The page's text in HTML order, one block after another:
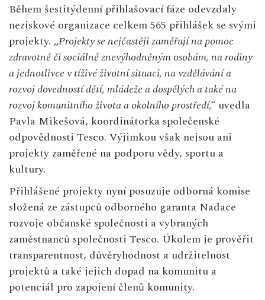
Během šestitýdenní přihlašovací fáze odevzdaly
neziskové organizace celkem 565 přihlášek se svými
projekty. „Projekty se nejčastěji zaměřují na pomoc
zdravotně či sociálně znevýhodněným osobám, na rodiny
a jednotlivce v tíživé životní situaci, na vzdělávání a
rozvoj dovedností dětí, mládeže a dospělých a také na
rozvoj komunitního života a okolního prostředí,“ uvedla
Pavla Mikešová, koordinátorka společenské
odpovědnosti Tesco. Výjimkou však nejsou ani
projekty zaměřené na podporu vědy, sportu a
kultury.
Přihlášené projekty nyní posuzuje odborná komise
složená ze zástupců odborného garanta Nadace
rozvoje občanské společnosti a vybraných
zaměstnanců společnosti Tesco. Úkolem je prověřit
transparentnost, důvěryhodnost a udržitelnost
projektů a také jejich dopad na komunitu a
potenciál pro zapojení členů komunity.